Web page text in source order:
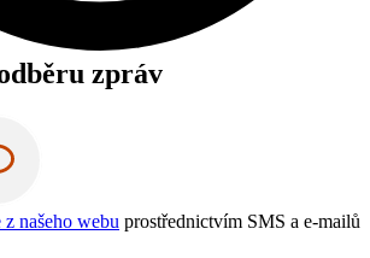
zpráv
našeho webu prostřednictvím SMS a e-mailů